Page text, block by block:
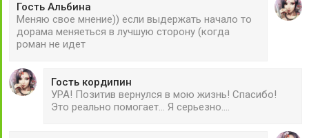
Гость Альбина
Меняю свое мнение)) если выдержать начало то
дорама меняеться в лучшую сторону (когда
роман не идет
Гость кордипин
УРА! Позитив вернулся в мою жизнь! Спасибо!
Это реально помогает... Я серьезно....